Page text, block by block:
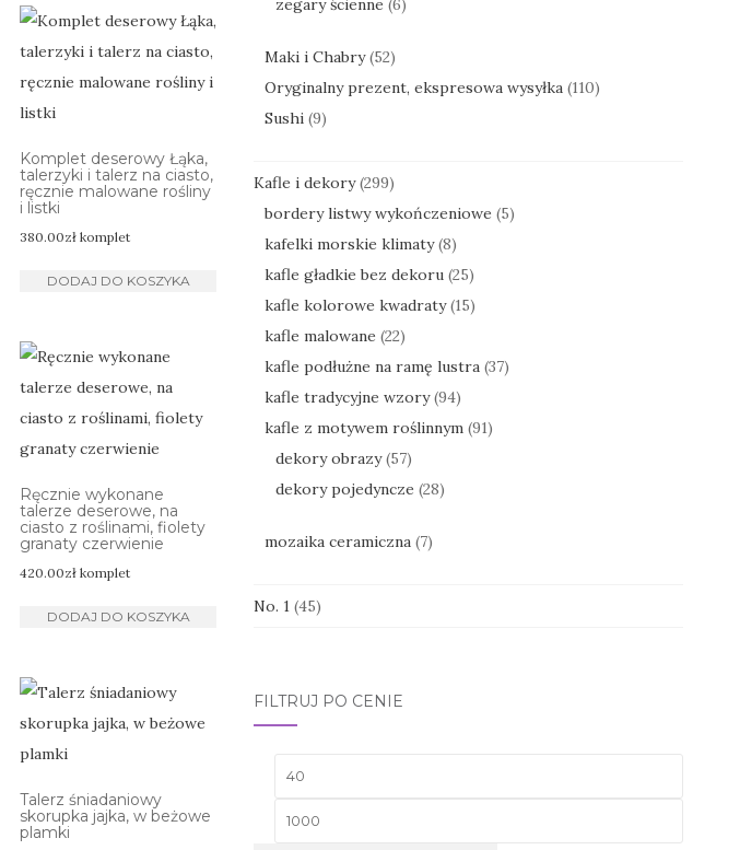
Komplet deserowy Łąka,
talerzyki i talerz na ciasto,
ręcznie malowane rośliny
i listki
380.00zł komplet
DODAJ DO KOSZYKA
Ręcznie wykonane
talerze deserowe, na
ciasto z roślinami, fiolety
granaty czerwienie
420.00zł komplet
DODAJ DO KOSZYKA
Talerz śniadaniowy
skorupka jajka, w beżowe
plamki
Maki i Chabry (52)
Oryginalny prezent, ekspresowa wysyłka (110)
Sushi (9)
Kafle i dekory (299)
bordery listwy wykończeniowe (5)
kafelki morskie klimaty (8)
kafle gładkie bez dekoru (25)
kafle kolorowe kwadraty (15)
kafle malowane (22)
kafle podłużne na ramę lustra (37)
kafle tradycyjne wzory (94)
kafle z motywem roślinnym (91)
dekory obrazy (57)
dekory pojedyncze (28)
mozaika ceramiczna (7)
No. 1 (45)
FILTRUJ PO CENIE
Cena